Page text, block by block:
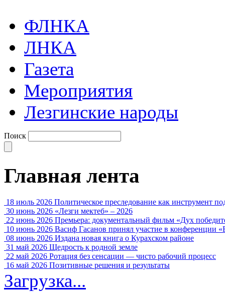
ФЛНКА
ЛНКА
Газета
Мероприятия
Лезгинские народы
Поиск
Главная лента
18 июль 2026 Политическое преследование как инструмент
30 июнь 2026 «Лезги мектеб» – 2026
22 июнь 2026 Премьера: документальный фильм «Дух
10 июнь 2026 Васиф Гасанов принял участие в конференции
08 июнь 2026 Издана новая книга о Курахском районе
31 май 2026 Щедрость к родной земле
22 май 2026 Ротация без сенсации — чисто рабочий процесс
16 май 2026 Позитивные решения и результаты
Загрузка...